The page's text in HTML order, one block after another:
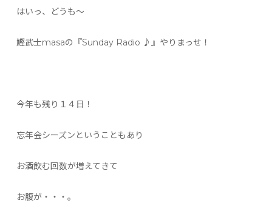
はいっ、どうも〜
鰹武士masaの『Sunday Radio ♪』やりまっせ！
今年も残り１４日！
忘年会シーズンということもあり
お酒飲む回数が増えてきて
お腹が・・・。